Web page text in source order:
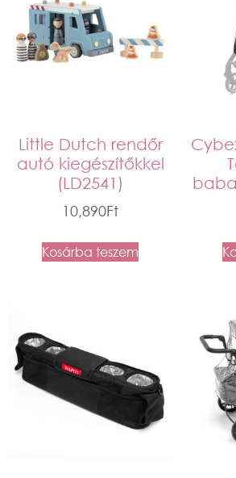
Little Dutch rendőr
autó kiegészítőkkel
(LD2541)
10,890Ft
Kosárba teszem